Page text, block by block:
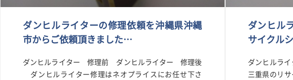
ダンヒルライターの修理依頼を沖縄県沖縄
市からご依頼頂きました…
ダンヒルライター 修理前 ダンヒルライター 修理後
ダンヒルライター修理はネオプライスにお任せ下さ
ダンヒル
サイクル
ダンヒルラ
三重県のリ